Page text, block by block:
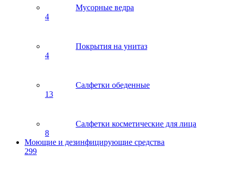
Мусорные ведра
4
Покрытия на унитаз
4
Салфетки обеденные
13
Салфетки косметические для лица
8
Моющие и дезинфицирующие средства
299